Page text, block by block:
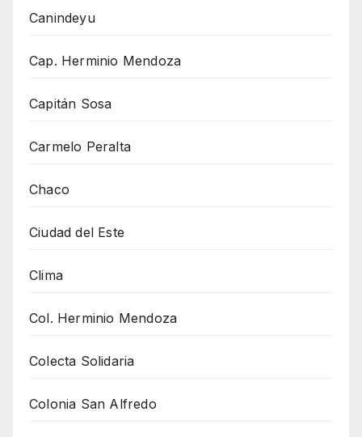
Canindeyu
Cap. Herminio Mendoza
Capitán Sosa
Carmelo Peralta
Chaco
Ciudad del Este
Clima
Col. Herminio Mendoza
Colecta Solidaria
Colonia San Alfredo